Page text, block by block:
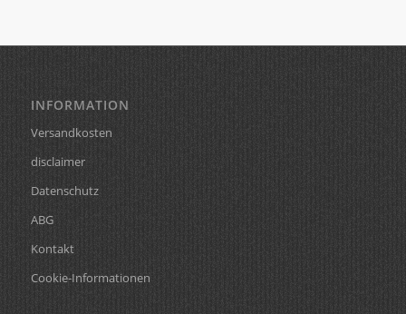
INFORMATION
Versandkosten
disclaimer
Datenschutz
ABG
Kontakt
Cookie-Informationen